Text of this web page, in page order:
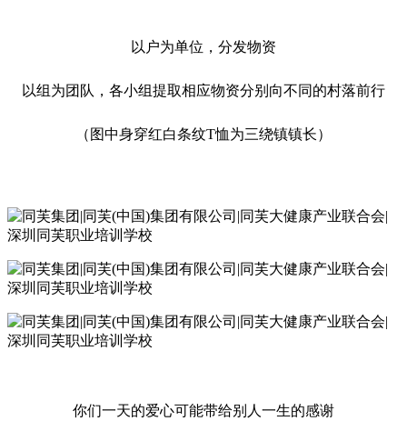
以户为单位，分发物资
以组为团队，各小组提取相应物资分别向不同的村落前行
（图中身穿红白条纹T恤为三绕镇镇长）
你们一天的爱心可能带给别人一生的感谢